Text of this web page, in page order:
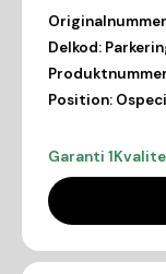
Delkod:
Position:
Garanti 1